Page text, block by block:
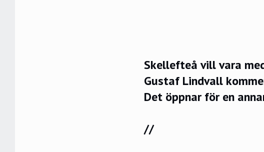
Skellefteå vill vara
Gustaf Lindvall
Det öppnar för en
//